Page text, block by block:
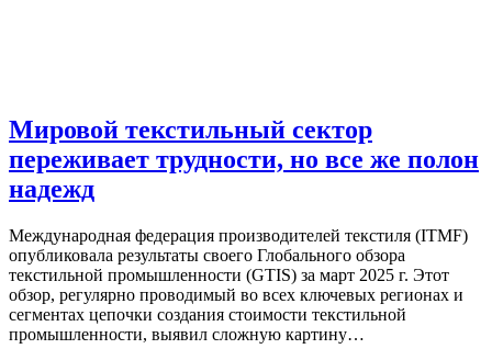
Мировой текстильный сектор
переживает трудности, но все же полон
надежд
Международная федерация производителей текстиля (ITMF)
опубликовала результаты своего Глобального обзора
текстильной промышленности (GTIS) за март 2025 г. Этот
обзор, регулярно проводимый во всех ключевых регионах и
сегментах цепочки создания стоимости текстильной
промышленности, выявил сложную картину…